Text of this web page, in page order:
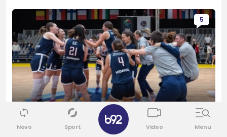
5
Košarka
Srbija protiv šampiona napada finale EP
Novo Sport Video Menu
✕